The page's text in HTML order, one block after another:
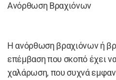
Ανόρθωση Βραχιόνων
Η ανόρθωση βραχιόνων ή
επέμβαση που σκοπό έχει
χαλάρωση, που συχνά